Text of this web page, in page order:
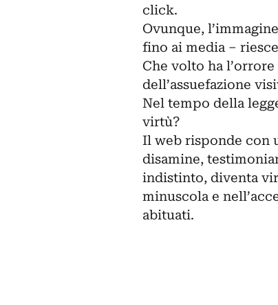
click.
Ovunque,
fino ai media –
Che volto ha
dell’assuefazione
Nel tempo della
virtù?
Il web risponde con
disamine,
indistinto, diventa
minuscola e
abituati.